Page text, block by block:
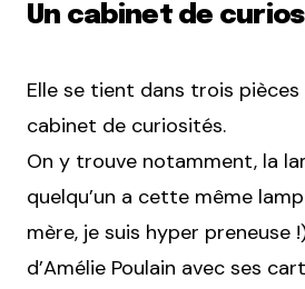
Un cabinet de
Elle se tient dans trois
cabinet de curiosités.
On y trouve notamment, la
quelqu’un a cette même
mère, je suis hyper preneuse
d’Amélie Poulain avec ses